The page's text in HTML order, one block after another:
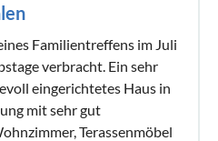
Familientreffens im Juli
verbracht. Ein sehr
eingerichtetes Haus in
mit sehr gut
Terassenmöbel